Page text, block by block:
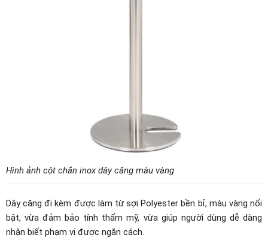
Hình ảnh cột chắn inox dây căng màu vàng
Dây căng đi kèm được làm từ sợi Polyester bền bỉ, màu vàng nổi
bật, vừa đảm bảo tính thẩm mỹ, vừa giúp người dùng dễ dàng
nhận biết phạm vi được ngăn cách.